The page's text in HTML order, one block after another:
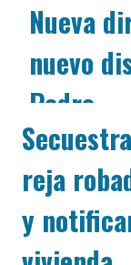
Nueva
nuevo
Pedro
agosto 06, 2026
Nos
la información
inmediatez de
encontrarnos
reja
y